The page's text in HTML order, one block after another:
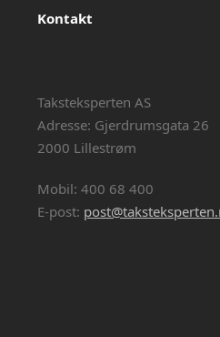
Kontakt
Taksteksperten AS
Adresse: Gjerdrumsgata 26
2000 Lillestrøm
Mobil: 400 68 400
E-post: